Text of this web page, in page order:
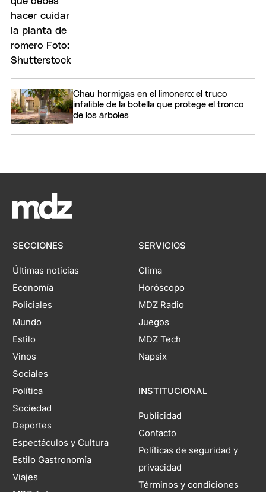
Chau hormigas en el limonero: el truco
infalible de la botella que protege el tronco
de los árboles
SECCIONES
Últimas noticias
Economía
Policiales
Mundo
Estilo
Vinos
Sociales
Política
Sociedad
Deportes
Espectáculos y Cultura
Estilo Gastronomía
Viajes
SERVICIOS
Clima
Horóscopo
MDZ Radio
Juegos
MDZ Tech
Napsix
INSTITUCIONAL
Publicidad
Contacto
Políticas de seguridad y
privacidad
Términos y condiciones